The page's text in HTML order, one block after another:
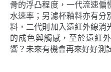
骨的浮凸程度，一代流速偏
水速率；另濾杯釉料亦有分
料，二代則加入遠紅外線消
的成色與觸感，至於遠紅
響？未來有機會再來好好測